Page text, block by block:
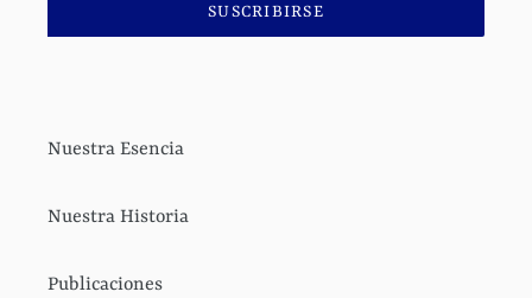
SUSCRIBIRSE
Nuestra Esencia
Nuestra Historia
Publicaciones